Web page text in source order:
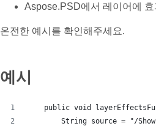
Aspose.PSD에서 레이어에
온전한 예시를 확인해주세요.
예시
public void
String source = "/